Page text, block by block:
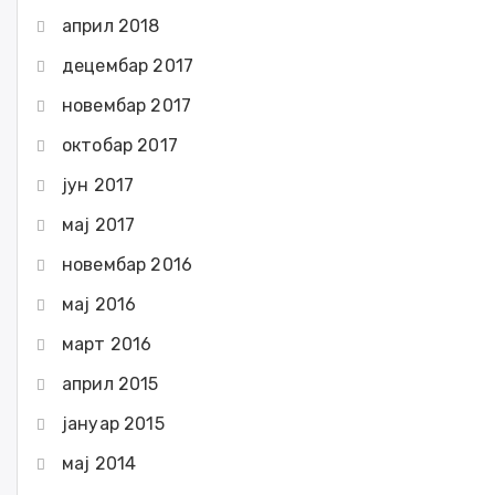
април 2018
децембар 2017
новембар 2017
октобар 2017
јун 2017
мај 2017
новембар 2016
мај 2016
март 2016
април 2015
јануар 2015
мај 2014